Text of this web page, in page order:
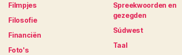
Filmpjes
Filosofie
Financiën
Foto's
Spreekwoorden en
gezegden
Súdwest
Taal